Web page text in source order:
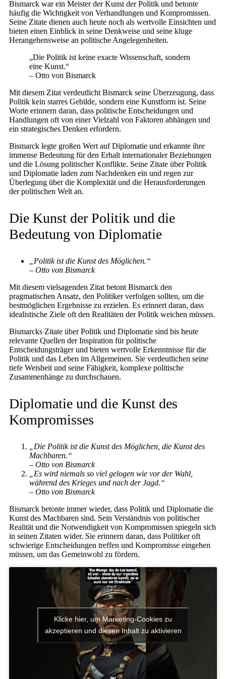
Bismarck war ein Meister der Kunst der Politik und betonte
häufig die Wichtigkeit von Verhandlungen und Kompromissen.
Seine Zitate dienen auch heute noch als wertvolle Einsichten und
bieten einen Einblick in seine Denkweise und seine kluge
Herangehensweise an politische Angelegenheiten.
„Die Politik ist keine exacte Wissenschaft, sondern
eine Kunst.“
– Otto von Bismarck
Mit diesem Zitat verdeutlicht Bismarck seine Überzeugung, dass
Politik kein starres Gebilde, sondern eine Kunstform ist. Seine
Worte erinnern daran, dass politische Entscheidungen und
Handlungen oft von einer Vielzahl von Faktoren abhängen und
ein strategisches Denken erfordern.
Bismarck legte großen Wert auf Diplomatie und erkannte ihre
immense Bedeutung für den Erhalt internationaler Beziehungen
und die Lösung politischer Konflikte. Seine Zitate über Politik
und Diplomatie laden zum Nachdenken ein und regen zur
Überlegung über die Komplexität und die Herausforderungen
der politischen Welt an.
Die Kunst der Politik und die
Bedeutung von Diplomatie
„Politik ist die Kunst des Möglichen.“
– Otto von Bismarck
Mit diesem vielsagenden Zitat betont Bismarck den
pragmatischen Ansatz, den Politiker verfolgen sollten, um die
bestmöglichen Ergebnisse zu erzielen. Es erinnert daran, dass
idealistische Ziele oft den Realitäten der Politik weichen müssen.
Bismarcks Zitate über Politik und Diplomatie sind bis heute
relevante Quellen der Inspiration für politische
Entscheidungsträger und bieten wertvolle Erkenntnisse für die
Politik und das Leben im Allgemeinen. Sie verdeutlichen seine
tiefe Weisheit und seine Fähigkeit, komplexe politische
Zusammenhänge zu durchschauen.
Diplomatie und die Kunst des
Kompromisses
„Die Politik ist die Kunst des Möglichen, die Kunst des
Machbaren.“
– Otto von Bismarck
„Es wird niemals so viel gelogen wie vor der Wahl,
während des Krieges und nach der Jagd.“
– Otto von Bismarck
Bismarck betonte immer wieder, dass Politik und Diplomatie die
Kunst des Machbaren sind. Sein Verständnis von politischer
Realität und die Notwendigkeit von Kompromissen spiegeln sich
in seinen Zitaten wider. Sie erinnern daran, dass Politiker oft
schwierige Entscheidungen treffen und Kompromisse eingehen
müssen, um das Gemeinwohl zu fördern.
Klicke hier, um Marketing-Cookies zu
akzeptieren und diesen Inhalt zu aktivieren